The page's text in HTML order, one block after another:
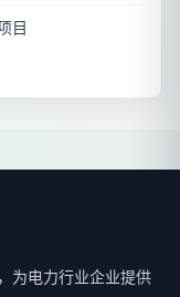
目
为电力行业企业提供